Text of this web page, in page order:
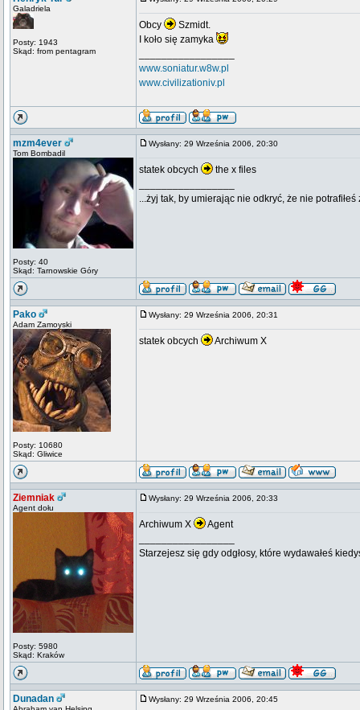
Galadriela
Posty: 1943
Skąd: from pentagram
Obcy
Szmidt.
I koło się zamyka
www.soniatur.w8w.pl
www.civilizationiv.pl
mzm4ever
Tom Bombadil
Posty: 40
Skąd: Tarnowskie Góry
Wysłany: 29 Września 2006, 20:30
statek obcych
the x files
...żyj tak, by umierając nie odkryć, że nie potrafiłeś
Pako
Adam Zamoyski
Posty: 10680
Skąd: Gliwice
Wysłany: 29 Września 2006, 20:31
statek obcych Archiwum X
Ziemniak
Agent dołu
Posty: 5980
Skąd: Kraków
Wysłany: 29 Września 2006, 20:33
Archiwum X
Agent
Starzejesz się gdy odgłosy, które wydawałeś
Dunadan Wysłany: 29 Września 2006, 20:45